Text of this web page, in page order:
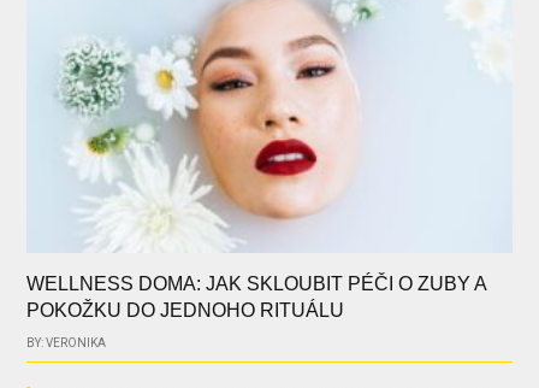
WELLNESS DOMA: JAK SKLOUBIT PÉČI O ZUBY A
POKOŽKU DO JEDNOHO RITUÁLU
BY: VERONIKA